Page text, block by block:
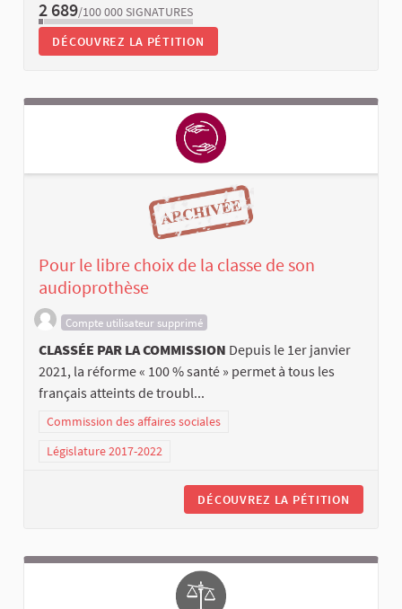
2 689/100 000 SIGNATURES
DÉCOUVREZ LA PÉTITION
Pour le libre choix de la classe de son
audioprothèse
Compte utilisateur supprimé
CLASSÉE PAR LA COMMISSION Depuis le 1er janvier
2021, la réforme « 100 % santé » permet à tous les
français atteints de troubl...
Commission des affaires sociales
Législature 2017-2022
DÉCOUVREZ LA PÉTITION